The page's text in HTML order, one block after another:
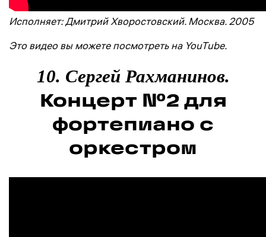
Исполняет: Дмитрий Хворостовский. Москва. 2005
Это видео вы можете посмотреть на YouTube.
10. Сергей Рахманинов.
Концерт №2 для
фортепиано с
оркестром